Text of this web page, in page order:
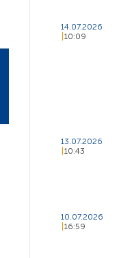
14.07.2026
10:09
13.07.2026
10:43
10.07.2026
16:59